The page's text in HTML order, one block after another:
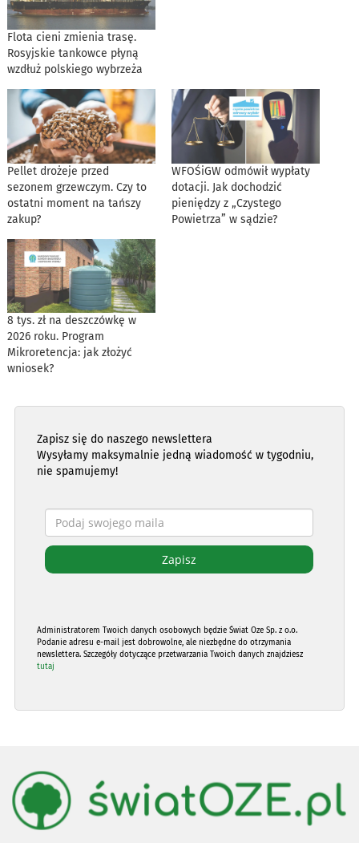
Flota cieni zmienia trasę.
Rosyjskie tankowce płyną
wzdłuż polskiego wybrzeża
Pellet drożeje przed
sezonem grzewczym. Czy to
ostatni moment na tańszy
zakup?
WFOŚiGW odmówił wypłaty
dotacji. Jak dochodzić
pieniędzy z „Czystego
Powietrza” w sądzie?
8 tys. zł na deszczówkę w
2026 roku. Program
Mikroretencja: jak złożyć
wniosek?
Zapisz się do naszego newslettera
Wysyłamy maksymalnie jedną wiadomość w tygodniu,
nie spamujemy!
Administratorem Twoich danych osobowych będzie Świat Oze Sp. z o.o.
Podanie adresu e-mail jest dobrowolne, ale niezbędne do otrzymania
newslettera. Szczegóły dotyczące przetwarzania Twoich danych znajdziesz
tutaj